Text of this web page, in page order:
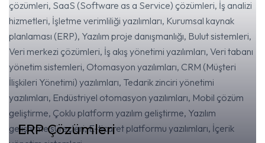
ERP Çözümleri